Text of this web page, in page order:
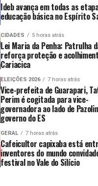
Ideb avança em todas as
educação básica no Espírito
CIDADES 5 horas atrás
Lei Maria da Penha: Patrulha
reforça proteção e
Cariacica
ELEIÇÕES 2026 7 horas atrás
Vice-prefeita de Guarapari,
Perim é cogitada para vice-
governadora ao lado de
governo do ES
GERAL 7 horas atrás
Cafeicultor capixaba está
inventores do mundo
festival no Vale do Silício